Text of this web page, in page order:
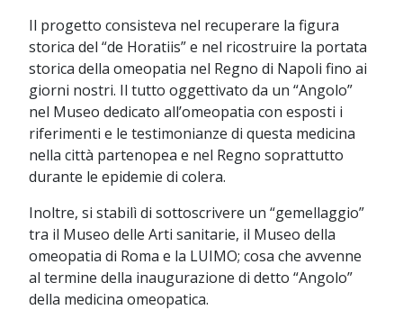
Il progetto consisteva nel recuperare la figura
storica del “de Horatiis” e nel ricostruire la portata
storica della omeopatia nel Regno di Napoli fino ai
giorni nostri. Il tutto oggettivato da un “Angolo”
nel Museo dedicato all’omeopatia con esposti i
riferimenti e le testimonianze di questa medicina
nella città partenopea e nel Regno soprattutto
durante le epidemie di colera.
Inoltre, si stabilì di sottoscrivere un “gemellaggio”
tra il Museo delle Arti sanitarie, il Museo della
omeopatia di Roma e la LUIMO; cosa che avvenne
al termine della inaugurazione di detto “Angolo”
della medicina omeopatica.